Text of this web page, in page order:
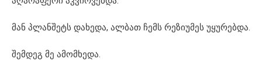
მან პლანშეტს დახედა, ალბათ ჩემს რეზიუმეს უყურებდა.
შემდეგ მე ამომხედა.